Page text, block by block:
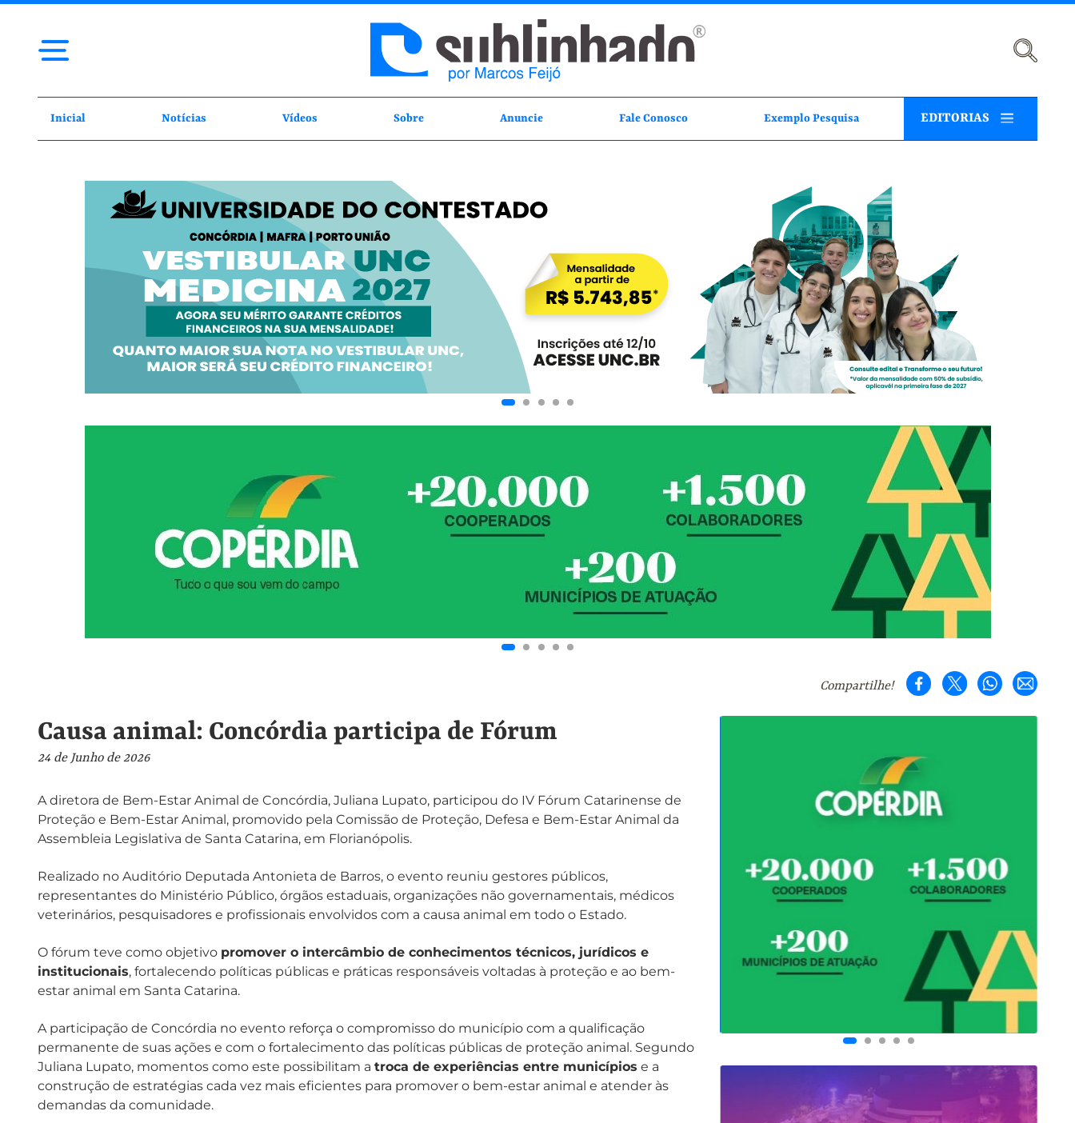
Inicial Notícias Vídeos Sobre Anuncie Fale Conosco Exemplo Pesquisa EDITORIAS
Compartilhe!
Causa animal: Concórdia participa de Fórum
24 de Junho de 2026
A diretora de Bem-Estar Animal de Concórdia, Juliana Lupato, participou do IV Fórum Catarinense de
Proteção e Bem-Estar Animal, promovido pela Comissão de Proteção, Defesa e Bem-Estar Animal da
Assembleia Legislativa de Santa Catarina, em Florianópolis.
Realizado no Auditório Deputada Antonieta de Barros, o evento reuniu gestores públicos,
representantes do Ministério Público, órgãos estaduais, organizações não governamentais, médicos
veterinários, pesquisadores e profissionais envolvidos com a causa animal em todo o Estado.
O fórum teve como objetivo promover o intercâmbio de conhecimentos técnicos, jurídicos e
institucionais, fortalecendo políticas públicas e práticas responsáveis voltadas à proteção e ao bem-
estar animal em Santa Catarina.
A participação de Concórdia no evento reforça o compromisso do município com a qualificação
permanente de suas ações e com o fortalecimento das políticas públicas de proteção animal. Segundo
Juliana Lupato, momentos como este possibilitam a troca de experiências entre municípios e a
construção de estratégias cada vez mais eficientes para promover o bem-estar animal e atender às
demandas da comunidade.